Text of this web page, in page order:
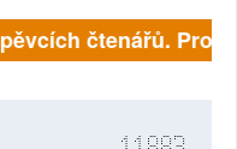
čtenářů.